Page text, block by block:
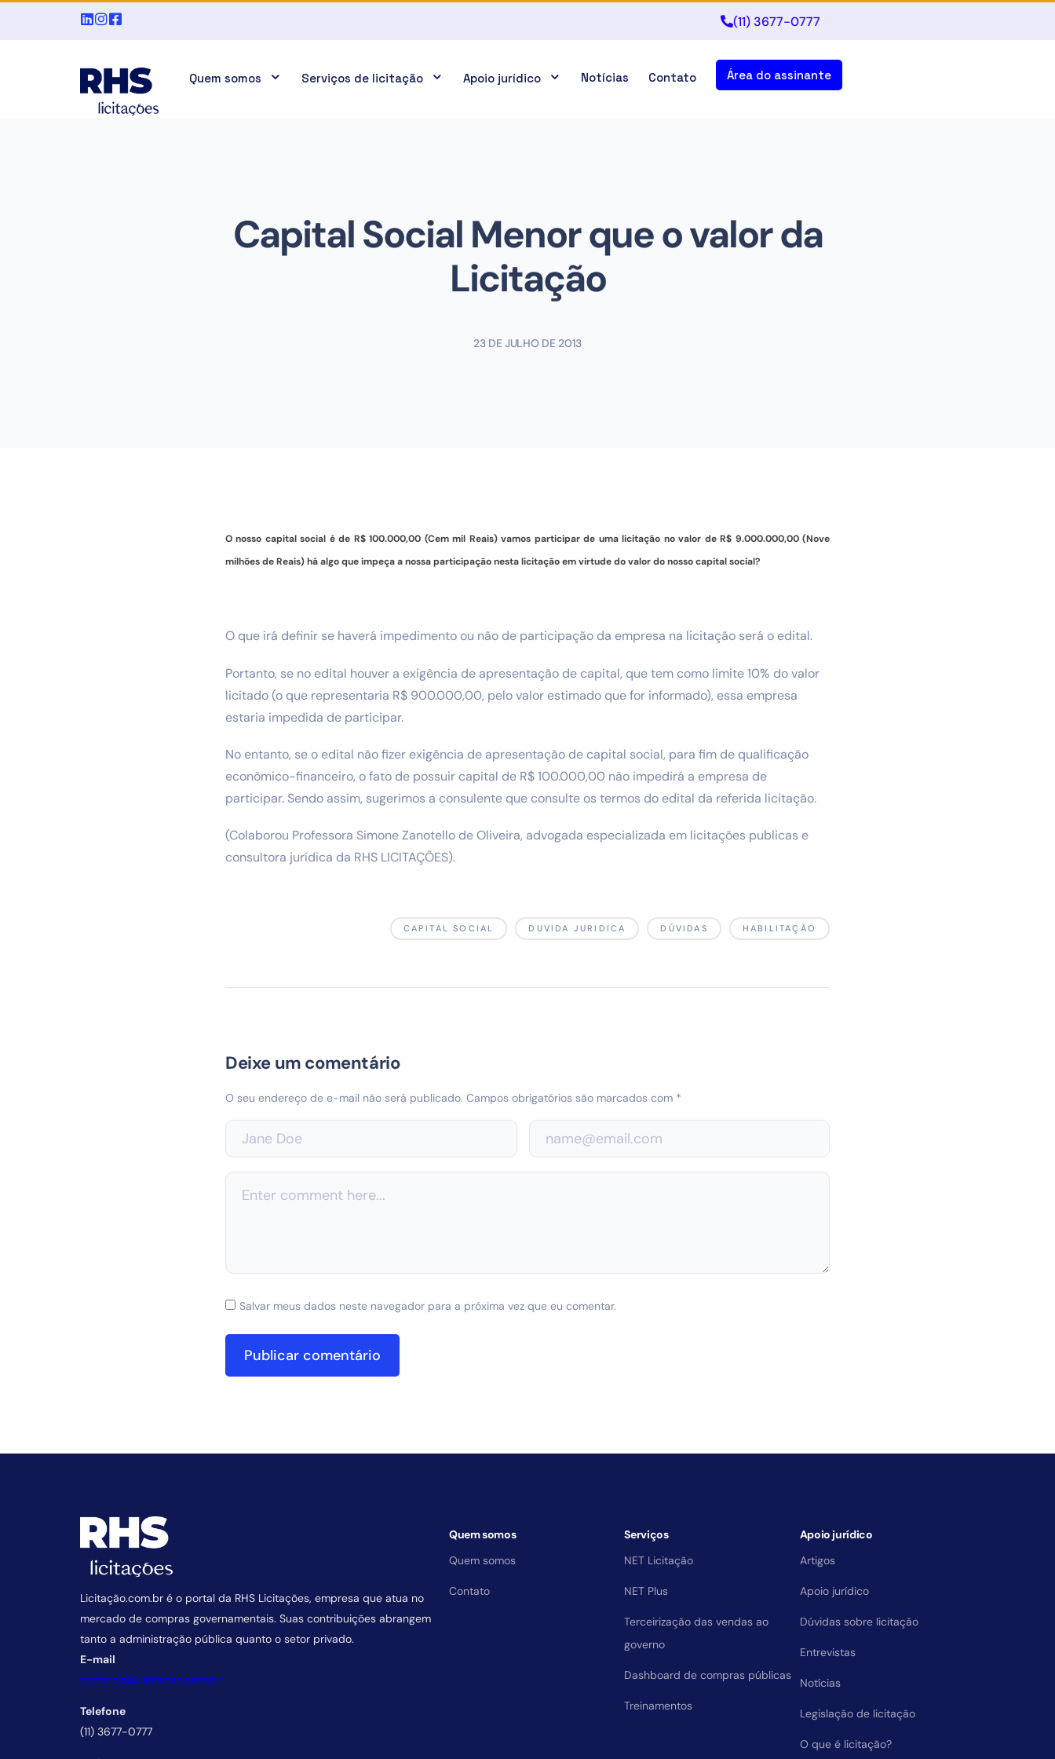
(11) 3677-0777
Quem somos Serviços de licitação Apoio jurídico Notícias Contato Área do assinante
Capital Social Menor que o valor da
Licitação
23 DE JULHO DE 2013
O nosso capital social é de R$ 100.000,00 (Cem mil Reais) vamos participar de uma licitação no valor de R$ 9.000.000,00 (Nove
milhões de Reais) há algo que impeça a nossa participação nesta licitação em virtude do valor do nosso capital social?
O que irá definir se haverá impedimento ou não de participação da empresa na licitação será o edital.
Portanto, se no edital houver a exigência de apresentação de capital, que tem como limite 10% do valor
licitado (o que representaria R$ 900.000,00, pelo valor estimado que for informado), essa empresa
estaria impedida de participar.
No entanto, se o edital não fizer exigência de apresentação de capital social, para fim de qualificação
econômico-financeiro, o fato de possuir capital de R$ 100.000,00 não impedirá a empresa de
participar. Sendo assim, sugerimos a consulente que consulte os termos do edital da referida licitação.
(Colaborou Professora Simone Zanotello de Oliveira, advogada especializada em licitações publicas e
consultora jurídica da RHS LICITAÇÕES).
CAPITAL SOCIAL DUVIDA JURIDICA DÚVIDAS HABILITAÇÃO
Deixe um comentário
O seu endereço de e-mail não será publicado. Campos obrigatórios são marcados com *
Salvar meus dados neste navegador para a próxima vez que eu comentar.
Licitação.com.br é o portal da RHS Licitações, empresa que atua no
mercado de compras governamentais. Suas contribuições abrangem
tanto a administração pública quanto o setor privado.
E-mail
comercial@licitacao.com.br
Telefone
(11) 3677-0777
Quem somos
Quem somos
Contato
Serviços
NET Licitação
NET Plus
Terceirização das vendas ao
governo
Dashboard de compras públicas
Treinamentos
Apoio jurídico
Artigos
Apoio jurídico
Dúvidas sobre licitação
Entrevistas
Notícias
Legislação de licitação
O que é licitação?